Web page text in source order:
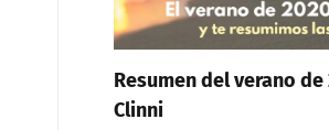
Resumen del verano de
Clinni